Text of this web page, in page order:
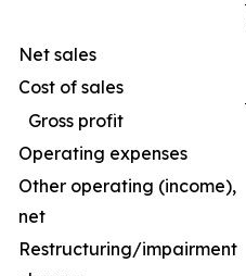
Net sales
Cost of sales
Gross profit
Operating expenses
Other operating (income),
net
Restructuring/impairment